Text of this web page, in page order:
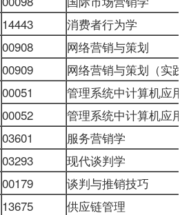
14443 消费者行为学
00908
网络营销与策划
00909
网络营销与策划（实践
00051
管理系统中计算机应用
00052
管理系统中计算机应用
03601
服务营销学
03293
现代谈判学
00179 谈判与推销技巧
13675
供应链管理